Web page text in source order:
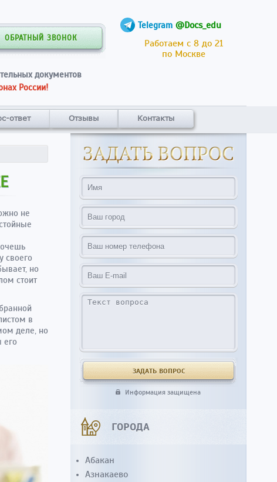
Telegram @Docs_edu
Работаем с 8 до 21
по Москве
ОБРАТНЫЙ ЗВОНОК
документов
России!
ответ Отзывы Контакты
не
своего
но
стоит
в
деле, но
его
Информация защищена
ГОРОДА
Абакан
Азнакаево